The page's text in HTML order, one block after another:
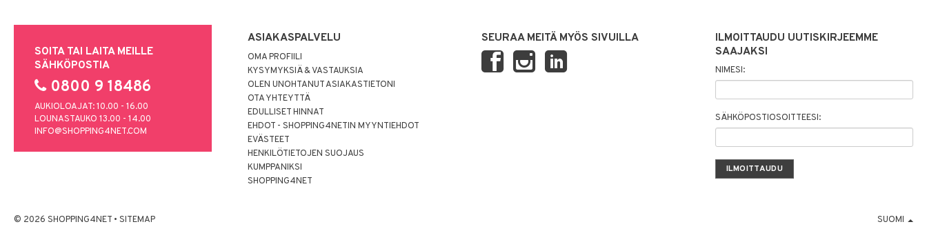
SOITA TAI LAITA MEILLE
SÄHKÖPOSTIA
0800 9 18486
AUKIOLOAJAT: 10.00 - 16.00
LOUNASTAUKO 13.00 - 14.00
INFO@SHOPPING4NET.COM
ASIAKASPALVELU
OMA PROFIILI
KYSYMYKSIÄ & VASTAUKSIA
OLEN UNOHTANUT ASIAKASTIETONI
OTA YHTEYTTÄ
EDULLISET HINNAT
EHDOT - SHOPPING4NETIN MYYNTIEHDOT
EVÄSTEET
HENKILÖTIETOJEN SUOJAUS
KUMPPANIKSI
SHOPPING4NET
SEURAA MEITÄ MYÖS SIVUILLA
ILMOITTAUDU UUTISKIRJEEMME
SAAJAKSI
NIMESI:
SÄHKÖPOSTIOSOITTEESI:
© 2026 SHOPPING4NET • SITEMAP SUOMI